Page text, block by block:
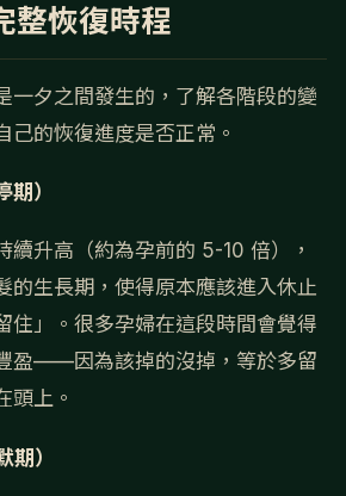
整恢復時程
一夕之間發生的，了解各階段的變
己的恢復進度是否正常。
）
續升高（約為孕前的 5-10 倍），
的生長期，使得原本應該進入休止
住」。很多孕婦在這段時間會覺得
盈——因為該掉的沒掉，等於多留
頭上。
期）